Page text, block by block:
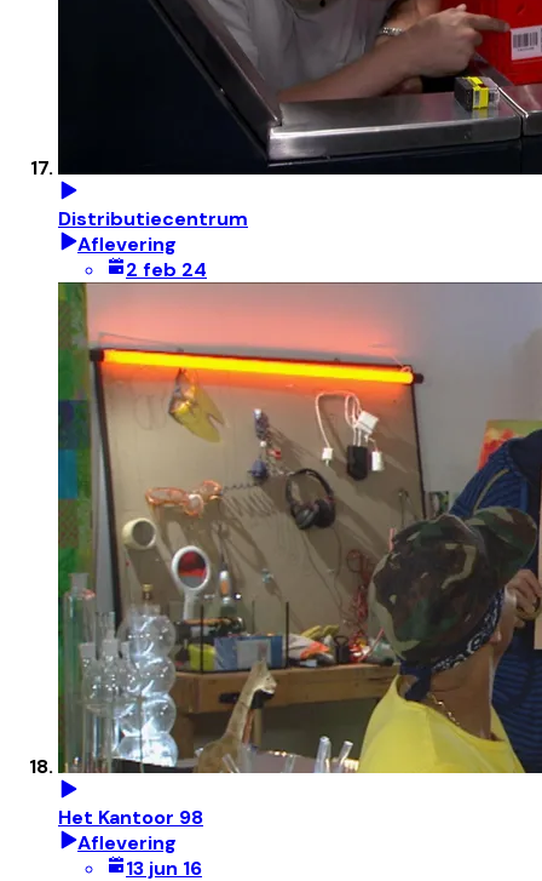
Distributiecentrum
Aflevering
2 feb 24
Het Kantoor 98
Aflevering
13 jun 16